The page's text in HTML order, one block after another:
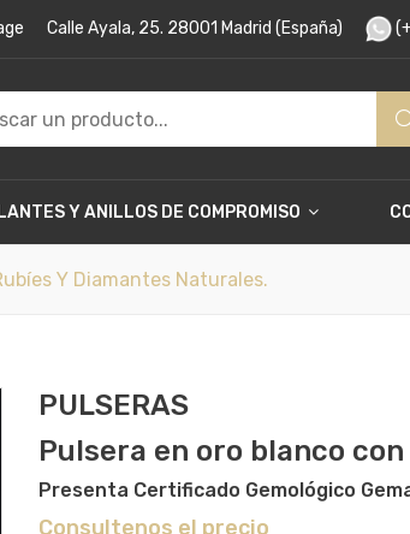
Calle Ayala, 25. 28001 Madrid (España)
Y ANILLOS DE COMPROMISO
Y Diamantes Naturales.
PULSERAS
Pulsera en oro blanco
Presenta Certificado Gemológico
Consultenos el precio